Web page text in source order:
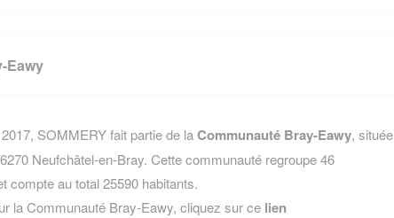
Eawy
SOMMERY fait partie de laCommunauté Bray-Eawy, située
Neufchâtel-en-Bray. Cette communauté regroupe 46
compte au total 25590 habitants.
la Communauté Bray-Eawy, cliquez sur ce lien